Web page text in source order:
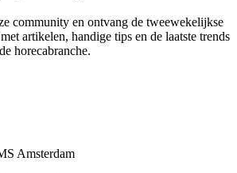
community en ontvang de tweewekelijkse
artikelen, handige tips en de laatste trends
horecabranche.
Amsterdam